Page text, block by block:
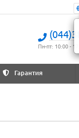
Пн-пт: 10:00 -
Гарантия